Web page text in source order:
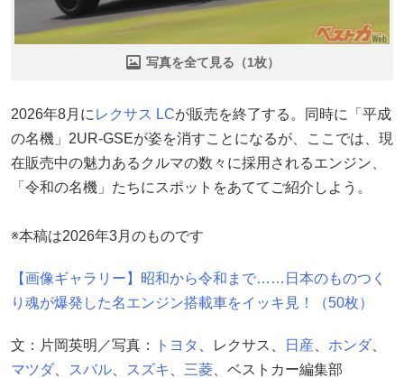
写真を全て見る（1枚）
2026年8月に レクサス LCが販売を終了する。同時に「平成
の名機」2UR-GSEが姿を消すことになるが、ここでは、現
在販売中の魅力あるクルマの数々に採用されるエンジン、
「令和の名機」たちにスポットをあててご紹介しよう。
※本稿は2026年3月のものです
【画像ギャラリー】昭和から令和まで……日本のものつく
り魂が爆発した名エンジン搭載車をイッキ見！（50枚）
文：片岡英明／写真： トヨタ 、レクサス、 日産 ホンダ
マツダ
スバル スズキ 三菱 、ベストカー編集部